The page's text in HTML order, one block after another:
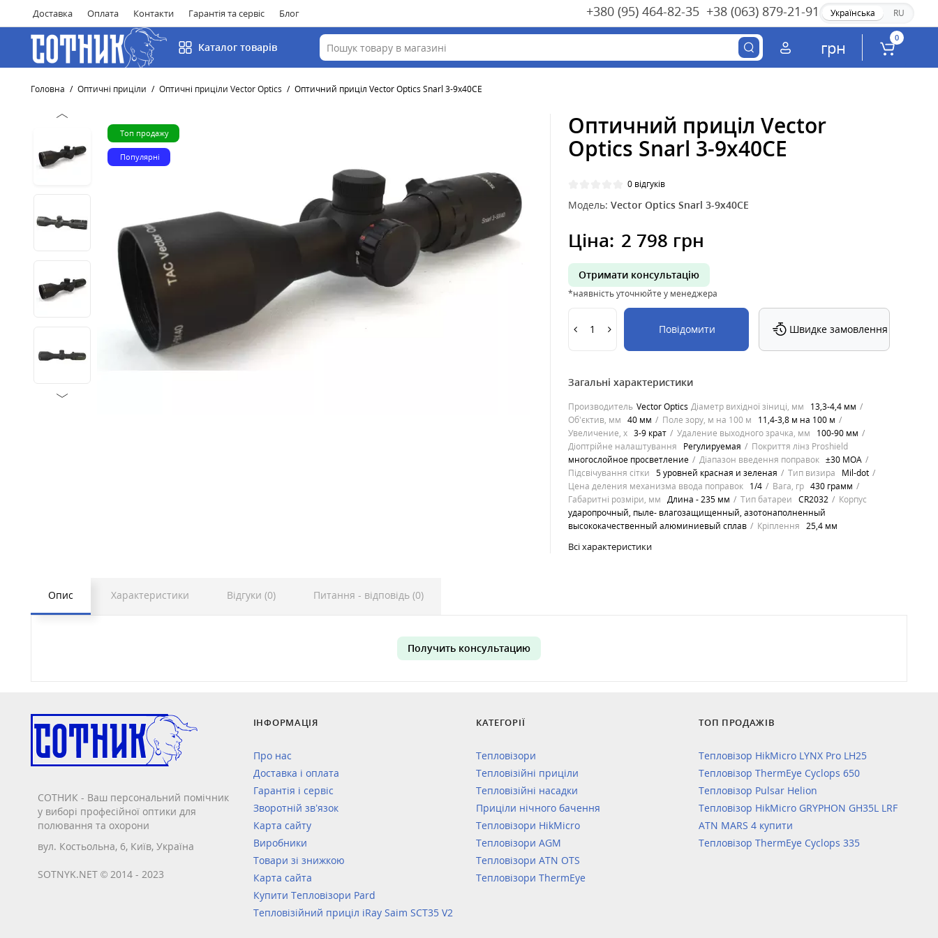
Доставка Оплата Контакти Гарантія та сервіс Блог Українська RU
+380 (95) 464-82-35 +38 (063) 879-21-91
Каталог товарів грн 0
Головна Оптичні приціли Оптичні приціли Vector Optics Оптичний приціл Vector Optics Snarl 3-9x40CE
Топ продажу
Популярні
Оптичний приціл Vector
Optics Snarl 3-9x40CE
0 відгуків
Модель: Vector Optics Snarl 3-9x40CE
Ціна: 2 798 грн
Отримати консультацію
*наявність уточнюйте у менеджера
Повідомити Швидке замовлення
Загальні характеристики
Производитель Vector Optics Діаметр вихідної зіниці, мм
13,3-4,4 мм
Об'єктив, мм
40 мм Поле зору, м на 100 м
11,4-3,8 м на 100 м
Увеличение, х 3-9 крат Удаление выходного зрачка, мм
100-90 мм
Діоптрійне налаштування
Регулируемая
Покриття лінз Proshield
многослойное просветление
Діапазон введення поправок ±30 МОА
Підсвічування сітки
5 уровней красная и зеленая Тип визира
Mil-dot
Цена деления механизма ввода поправок 1/4 Вага, гр 430 грамм
Габаритні розміри, мм
Длина - 235 мм Тип батареи CR2032
Корпус
ударопрочный, пыле- влагозащищенный, азотонаполненный
высококачественный алюминиевый сплав
Кріплення 25,4 мм
Всі характеристики
Опис Характеристики Відгуки (0) Питання - відповідь (0)
Получить консультацию
СОТНИК - Ваш персональний помічник
у виборі професійної оптики для
полювання та охорони
вул. Костьольна, 6, Київ, Україна
SOTNYK.NET © 2014 - 2023
ІНФОРМАЦІЯ
Про нас
Доставка і оплата
Гарантія і сервіс
Зворотній зв’язок
Карта сайту
Виробники
Товари зі знижкою
Карта сайта
Купити Тепловізори Pard
Тепловізійний приціл iRay Saim SCT35 V2
КАТЕГОРІЇ
Тепловізори
Тепловізійні приціли
Тепловізійні насадки
Приціли нічного бачення
Тепловізори HikMicro
Тепловізори AGM
Тепловізори ATN OTS
Тепловізори ThermEye
ТОП ПРОДАЖІВ
Тепловізор HikMicro LYNX Pro LH25
Тепловізор ThermEye Cyclops 650
Тепловізор Pulsar Helion
Тепловізор HikMicro GRYPHON GH35L LRF
ATN MARS 4 купити
Тепловізор ThermEye Cyclops 335